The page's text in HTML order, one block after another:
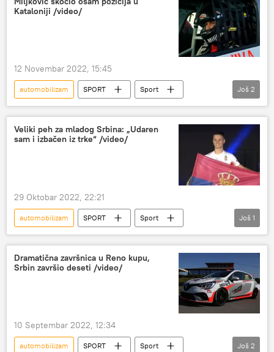
Kataloniji /video/
12 Novembar 2022, 15:45
automobilizam SPORT
Sport
Ostali sportovi
Nikola Miljković
Još 2
Veliki peh za mladog Srbina: „Udaren
sam i izbačen iz trke“ /video/
29 Oktobar 2022, 22:21
automobilizam SPORT
Sport
Ostali sportovi
Još 1
Dramatična završnica u Reno kupu,
Srbin završio deseti /video/
10 Septembar 2022, 12:34
automobilizam SPORT
Sport
Još 2